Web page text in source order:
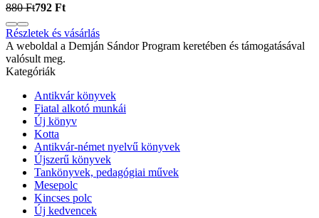
880 Ft792 Ft
Részletek és vásárlás
A weboldal a Demján Sándor Program keretében és támogatásával
valósult meg.
Kategóriák
Antikvár könyvek
Fiatal alkotó munkái
Új könyv
Kotta
Antikvár-német nyelvű könyvek
Újszerű könyvek
Tankönyvek, pedagógiai művek
Mesepolc
Kincses polc
Új kedvencek